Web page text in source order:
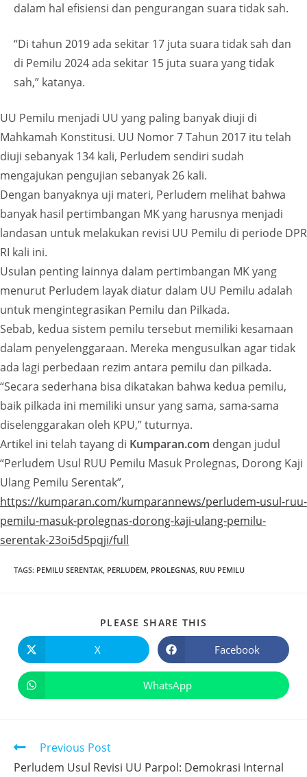
dalam hal efisiensi dan pengurangan suara tidak sah.
“Di tahun 2019 ada sekitar 17 juta suara tidak sah dan
di Pemilu 2024 ada sekitar 15 juta suara yang tidak
sah,” katanya.
UU Pemilu menjadi UU yang paling banyak diuji di
Mahkamah Konstitusi. UU Nomor 7 Tahun 2017 itu telah
diuji sebanyak 134 kali, Perludem sendiri sudah
mengajukan pengujian sebanyak 26 kali.
Dengan banyaknya uji materi, Perludem melihat bahwa
banyak hasil pertimbangan MK yang harusnya menjadi
landasan untuk melakukan revisi UU Pemilu di periode DPR
RI kali ini.
Usulan penting lainnya dalam pertimbangan MK yang
menurut Perludem layak diatur dalam UU Pemilu adalah
untuk mengintegrasikan Pemilu dan Pilkada.
Sebab, kedua sistem pemilu tersebut memiliki kesamaan
dalam penyelenggaraan. Mereka mengusulkan agar tidak
ada lagi perbedaan rezim antara pemilu dan pilkada.
“Secara sederhana bisa dikatakan bahwa kedua pemilu,
baik pilkada ini memiliki unsur yang sama, sama-sama
diselenggarakan oleh KPU,” tuturnya.
Artikel ini telah tayang di Kumparan.com dengan judul
“Perludem Usul RUU Pemilu Masuk Prolegnas, Dorong Kaji
Ulang Pemilu Serentak”,
https://kumparan.com/kumparannews/perludem-usul-ruu-
pemilu-masuk-prolegnas-dorong-kaji-ulang-pemilu-
serentak-23oi5d5pqji/full
TAGS: PEMILU SERENTAK, PERLUDEM, PROLEGNAS, RUU PEMILU
PLEASE SHARE THIS
X Facebook
WhatsApp
Previous Post
Perludem Usul Revisi UU Parpol: Demokrasi Internal